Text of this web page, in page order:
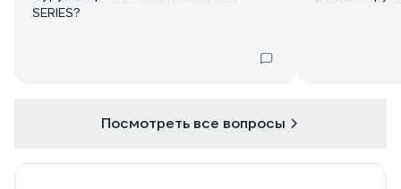
SERIES?
Посмотреть все вопросы